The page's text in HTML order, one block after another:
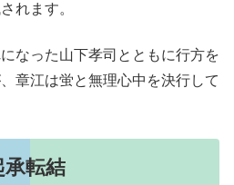
れます。
なった山下孝司とともに行方を
章江は蛍と無理心中を決行して
転結